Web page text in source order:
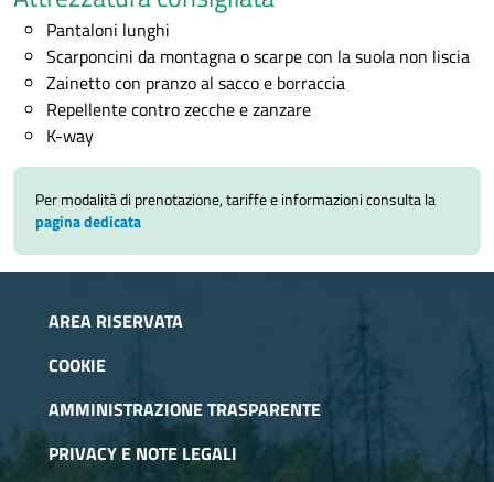
Pantaloni lunghi
Scarponcini da montagna o scarpe con la suola non liscia
Zainetto con pranzo al sacco e borraccia
Repellente contro zecche e zanzare
K-way
Per modalità di prenotazione, tariffe e informazioni consulta la
pagina dedicata
AREA RISERVATA
COOKIE
AMMINISTRAZIONE TRASPARENTE
PRIVACY E NOTE LEGALI